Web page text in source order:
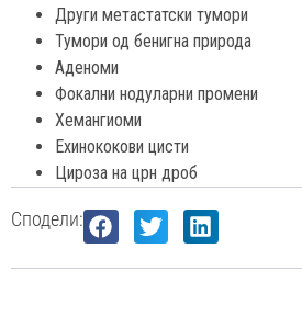
Други метастатски тумори
Тумори од бенигна природа
Аденоми
Фокални нодуларни промени
Хемангиоми
Ехинококови цисти
Цироза на црн дроб
Сподели: